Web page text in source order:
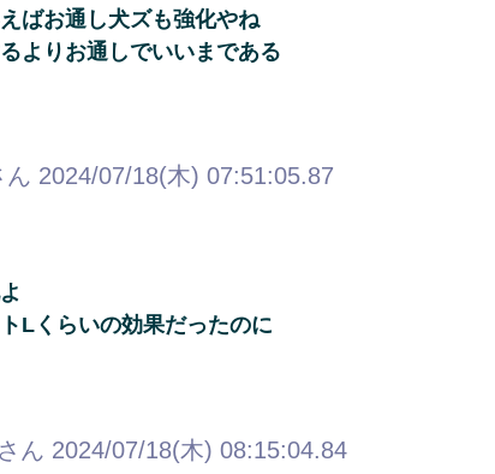
ばお通し犬ズも強化やね
よりお通しでいいまである
ん 2024/07/18(木) 07:51:05.87
Lくらいの効果だったのに
ん 2024/07/18(木) 08:15:04.84